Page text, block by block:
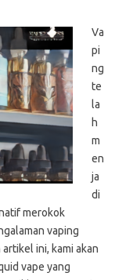
Va
pi
ng
te
la
h
m
en
ja
di
merokok
vaping
ini, kami akan
vape yang